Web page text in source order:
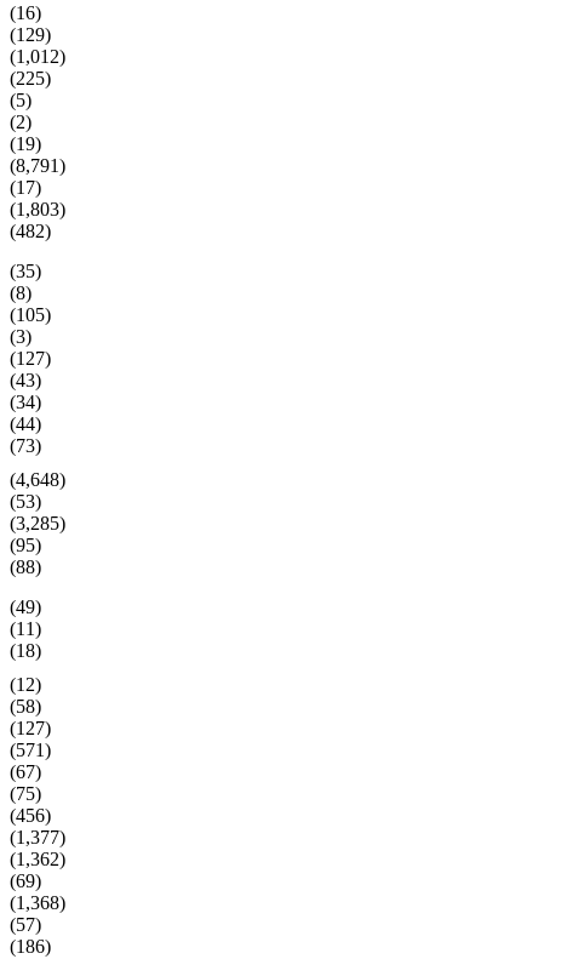
(16)
(129)
(1,012)
(225)
(5)
(2)
(19)
(8,791)
(17)
(1,803)
(482)
(35)
(8)
(105)
(3)
(127)
(43)
(34)
(44)
(73)
(4,648)
(53)
(3,285)
(95)
(88)
(49)
(11)
(18)
(12)
(58)
(127)
(571)
(67)
(75)
(456)
(1,377)
(1,362)
(69)
(1,368)
(57)
(186)